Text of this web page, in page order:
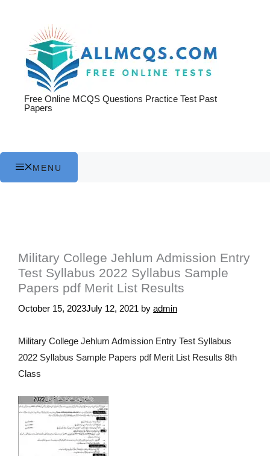
Free Online MCQS Questions Practice Test Past
Papers
MENU
Military College Jehlum Admission Entry
Test Syllabus 2022 Syllabus Sample
Papers pdf Merit List Results
October 15, 2023July 12, 2021 by admin
Military College Jehlum Admission Entry Test Syllabus
2022 Syllabus Sample Papers pdf Merit List Results 8th
Class